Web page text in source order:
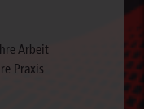
Arbeit
Praxis